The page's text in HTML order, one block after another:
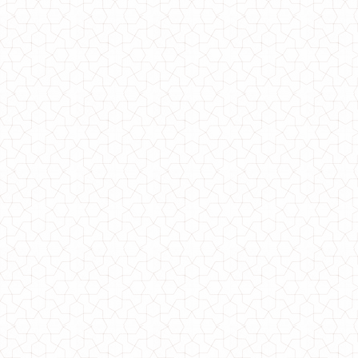
Модне жіноче пончо великого розміру з капюшоном